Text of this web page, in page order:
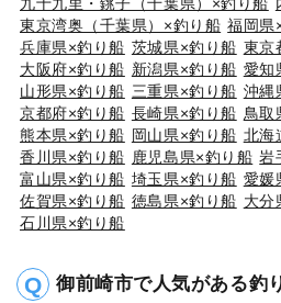
九十九里・銚子（千葉県）×釣り船
東京湾奥（千葉県）×釣り船 福岡県
兵庫県×釣り船 茨城県×釣り船 東京
大阪府×釣り船 新潟県×釣り船 愛知
山形県×釣り船 三重県×釣り船 沖縄
京都府×釣り船 長崎県×釣り船 鳥取
熊本県×釣り船 岡山県×釣り船 北海
香川県×釣り船 鹿児島県×釣り船 岩
富山県×釣り船 埼玉県×釣り船 愛媛
佐賀県×釣り船 徳島県×釣り船 大分
石川県×釣り船
御前崎市で人気がある釣